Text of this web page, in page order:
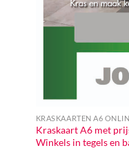
KRASKAARTEN A6
Kraskaart A6 met
Winkels in tegels en